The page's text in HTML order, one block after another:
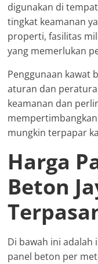
digunakan di
tingkat keamanan
properti, fasilitas
yang memerlukan
Penggunaan kawat
aturan dan
keamanan dan
mungkin terpapar
Harga
Beton
Di bawah ini
panel beton per